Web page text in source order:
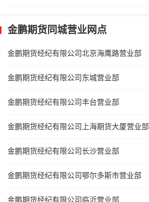
金鹏期货同城营业网点
金鹏期货经纪有限公司北京海鹰路营业部
金鹏期货经纪有限公司东城营业部
金鹏期货经纪有限公司丰台营业部
金鹏期货经纪有限公司上海期货大厦营业部
金鹏期货经纪有限公司长沙营业部
金鹏期货经纪有限公司鄂尔多斯市营业部
金鹏期货经纪有限公司临沂营业部